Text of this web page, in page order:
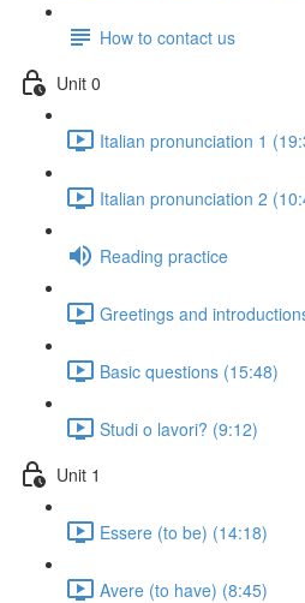
How to contact us
Unit 0
Italian pronunciation 1
Italian pronunciation 2
Reading practice
Greetings and
Basic questions (15:48)
Studi o lavori? (9:12)
Unit 1
Essere (to be) (14:18)
Avere (to have) (8:45)